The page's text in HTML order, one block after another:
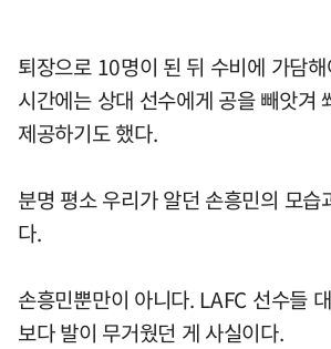
퇴장으로 10명이 된 뒤 수비에 가담
시간에는 상대 선수에게 공을 빼앗겨
제공하기도 했다.
분명 평소 우리가 알던 손흥민의 모습
다.
손흥민뿐만이 아니다. LAFC 선수들
보다 발이 무거웠던 게 사실이다.